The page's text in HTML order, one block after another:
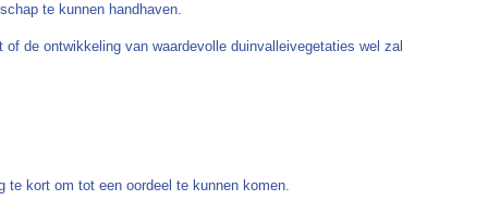
te kunnen handhaven.
de ontwikkeling van waardevolle duinvalleivegetaties wel zal
te kort om tot een oordeel te kunnen komen.